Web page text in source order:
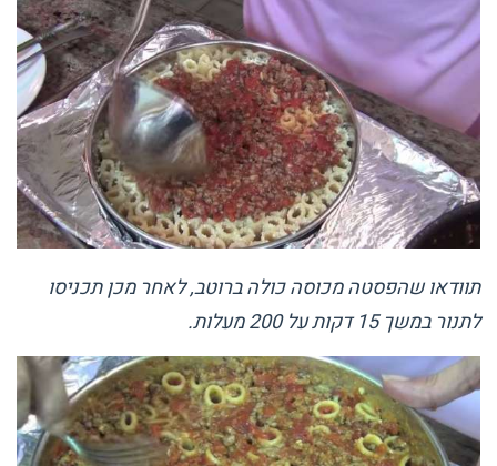
תוודאו שהפסטה מכוסה כולה ברוטב, לאחר מכן תכניסו
לתנור במשך 15 דקות על 200 מעלות.